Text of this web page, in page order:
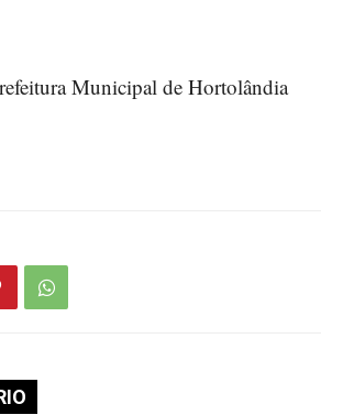
Municipal de Hortolândia